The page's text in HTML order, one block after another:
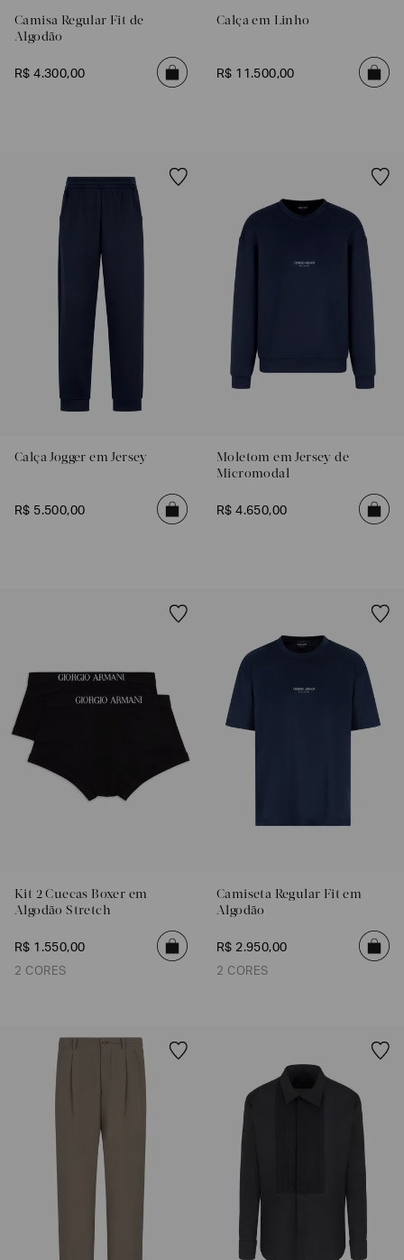
Camisa Regular Fit de
Algodão
R$ 4.300,00
Calça em Linho
R$ 11 .500,00
Calça Jogger em Jersey
R$ 5.500,00
Moletom em Jersey de
Micromodal
R$ 4.650,00
Kit 2 Cuecas Boxer em
Algodão Stretch
R$ 1 .550,00
2 CORES
Camiseta Regular Fit em
Algodão
R$ 2.950,00
2 CORES